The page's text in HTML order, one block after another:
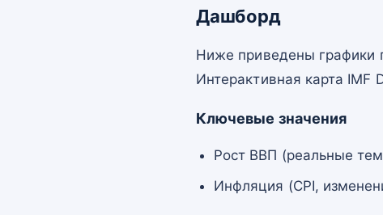
Дашборд
Ниже приведены графики
Интерактивная карта IMF
Ключевые значения
Рост ВВП (реальные
Инфляция (CPI,